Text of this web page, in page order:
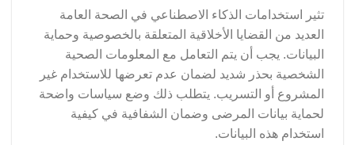
تثير استخدامات الذكاء الاصطناعي في الصحة العامة
العديد من القضايا الأخلاقية المتعلقة بالخصوصية وحماية
البيانات. يجب أن يتم التعامل مع المعلومات الصحية
الشخصية بحذر شديد لضمان عدم تعرضها للاستخدام غير
المشروع أو التسريب. يتطلب ذلك وضع سياسات واضحة
لحماية بيانات المرضى وضمان الشفافية في كيفية
استخدام هذه البيانات.